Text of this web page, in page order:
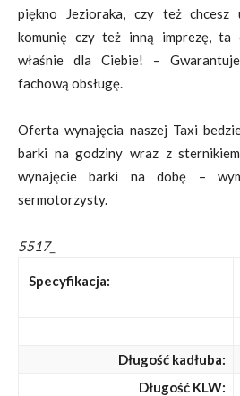
piękno Jezioraka, czy też chcesz
komunię czy też inną imprezę,
właśnie dla Ciebie! –
fachową obsługę.
Oferta wynajęcia naszej Taxi
barki na godziny wraz z
wynajęcie barki na dobę –
sermotorzysty.
5517_
Specyfikacja:
Długość kadłuba:
Długość KLW: